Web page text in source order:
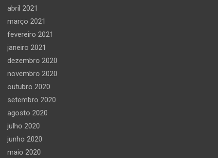
abril 2021
março 2021
fevereiro 2021
janeiro 2021
dezembro 2020
novembro 2020
outubro 2020
setembro 2020
agosto 2020
julho 2020
junho 2020
maio 2020